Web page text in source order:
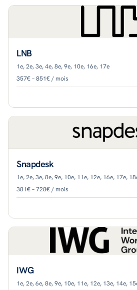
LNB
1e, 2e, 3e, 4e, 8e, 9e, 10e, 16e, 17e
357€ – 851€ / mois
Snapdesk
1e, 2e, 3e, 8e, 9e, 10e, 11e, 12e, 16e, 17e,
381€ – 728€ / mois
IWG
1e, 2e, 6e, 8e, 9e, 10e, 11e, 12e, 13e, 14e,